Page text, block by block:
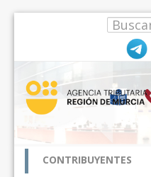
CONTRIBUYENTES